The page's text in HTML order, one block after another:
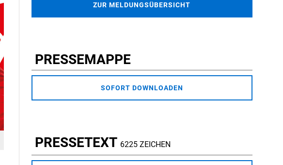
ZUR MELDUNGSÜBERSICHT
PRESSEMAPPE
SOFORT DOWNLOADEN
PRESSETEXT 6225 ZEICHEN